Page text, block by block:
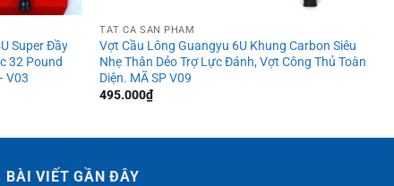
Super Đầy
32 Pound
V03
TẤT CẢ SẢN PHẨM
Vợt Cầu Lông Guangyu 6U Khung Carbon Siêu
Nhẹ Thân Dẻo Trợ Lực Đánh, Vợt Công Thủ Toàn
Diện. MÃ SP V09
495.000₫
BÀI VIẾT GẦN ĐÂY